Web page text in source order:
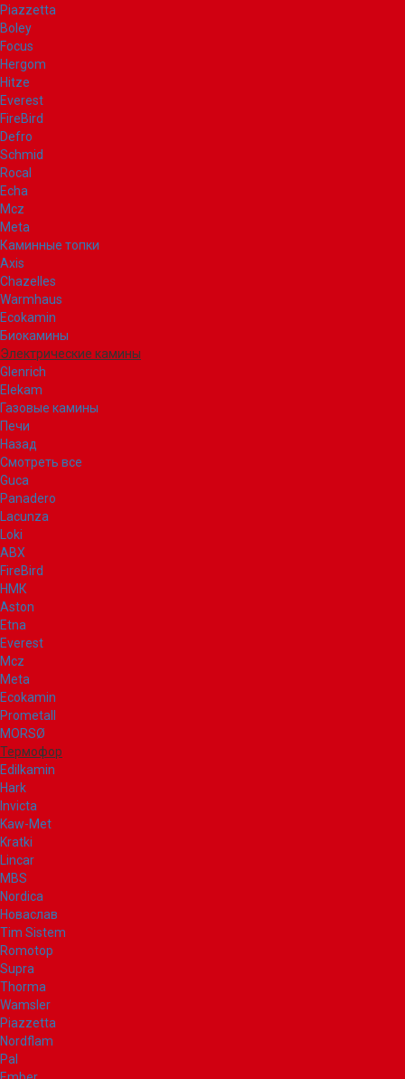
Piazzetta
Boley
Focus
Hergom
Hitze
Everest
FireBird
Defro
Schmid
Rocal
Echa
Mcz
Meta
Каминные топки
Axis
Chazelles
Warmhaus
Ecokamin
Биокамины
Электрические камины
Glenrich
Elekam
Газовые камины
Печи
Назад
Смотреть все
Guca
Panadero
Lacunza
Loki
ABX
FireBird
НМК
Aston
Etna
Everest
Mcz
Meta
Ecokamin
Prometall
MORSØ
Термофор
Edilkamin
Hark
Invicta
Kaw-Met
Kratki
Lincar
MBS
Nordica
Новаслав
Tim Sistem
Romotop
Supra
Thorma
Wamsler
Piazzetta
Nordflam
Pal